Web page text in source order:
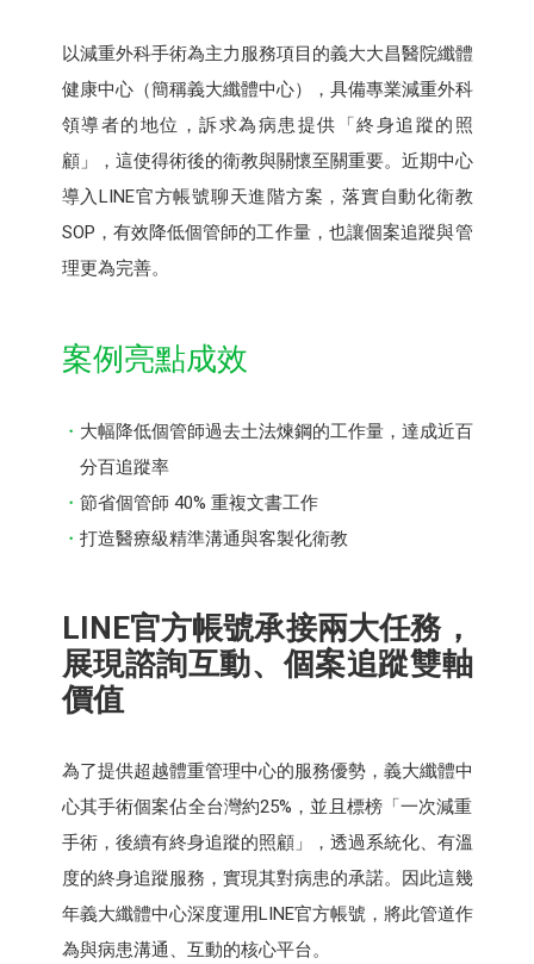
以減重外科手術為主力服務項目的義大大昌醫院纖體
健康中心（簡稱義大纖體中心），具備專業減重外科
領導者的地位，訴求為病患提供「終身追蹤的照
顧」，這使得術後的衛教與關懷至關重要。近期中心
導入LINE官方帳號聊天進階方案，落實自動化衛教
SOP，有效降低個管師的工作量，也讓個案追蹤與管
理更為完善。
案例亮點成效
大幅降低個管師過去土法煉鋼的工作量，達成近百
分百追蹤率
節省個管師 40% 重複文書工作
打造醫療級精準溝通與客製化衛教
LINE官方帳號承接兩大任務，
展現諮詢互動、個案追蹤雙軸
價值
為了提供超越體重管理中心的服務優勢，義大纖體中
心其手術個案佔全台灣約25%，並且標榜「一次減重
手術，後續有終身追蹤的照顧」，透過系統化、有溫
度的終身追蹤服務，實現其對病患的承諾。因此這幾
年義大纖體中心深度運用LINE官方帳號，將此管道作
為與病患溝通、互動的核心平台。